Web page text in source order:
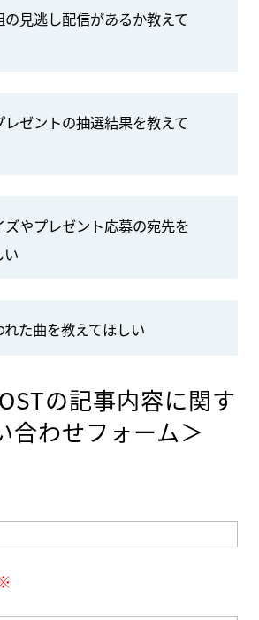
の見逃し配信があるか教えて
レゼントの抽選結果を教えて
やプレゼント応募の宛先を
い
た曲を教えてほしい
の記事内容に関す
合わせフォーム＞